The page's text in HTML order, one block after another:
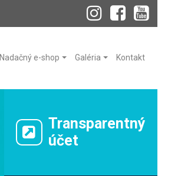
Nadačný e-shop Galéria Kontakt
Transparentný
účet